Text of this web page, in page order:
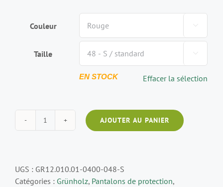
Couleur 
Taille 
EN STOCK Effacer la sélection
AJOUTER AU PANIER
UGS : GR12.010.01-0400-048-S
Catégories : Grünholz, Pantalons de protection,